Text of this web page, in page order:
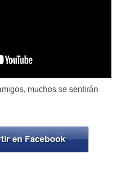
muchos se sentirán